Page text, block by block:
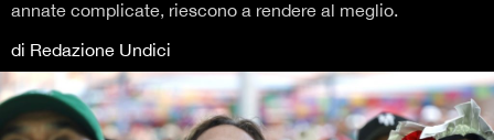
annate complicate, riescono a rendere al meglio.
di Redazione Undici